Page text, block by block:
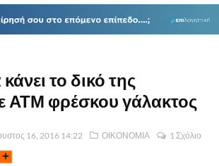
το δικό της
ΑΤΜ φρέσκου γάλακτος
16, 2016 14:22 ΟΙΚΟΝΟΜΙΑ 1 Σχόλιο